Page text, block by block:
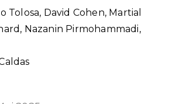
Tolosa, David Cohen, Martial
Nazanin Pirmohammadi,